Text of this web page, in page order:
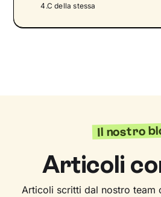
4.C della stessa
Il nostro
Articoli
Articoli scritti dal nostro team